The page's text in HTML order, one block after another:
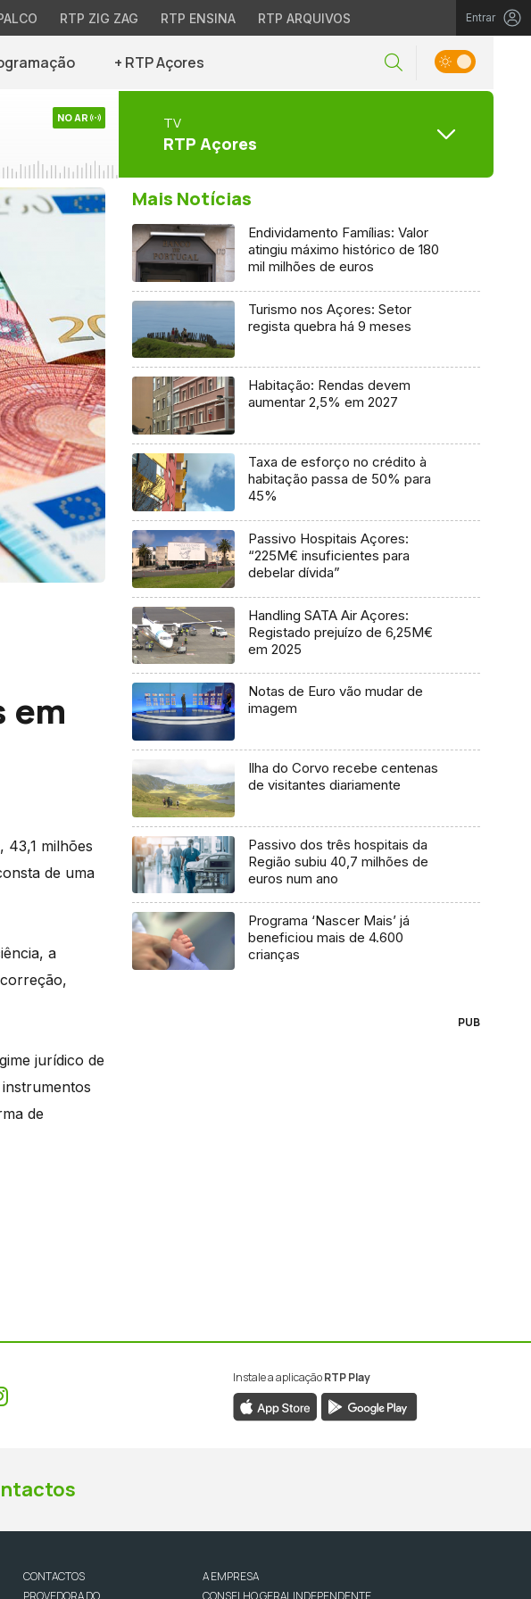
RTP ZIG ZAG RTP ENSINA RTP ARQUIVOS Entrar
+ RTP Açores
NO AR TV
RTP Açores
em
43,1 milhões
de uma
a
jurídico de
de
Mais Notícias
Endividamento Famílias: Valor
atingiu máximo histórico de 180
mil milhões de euros
Turismo nos Açores: Setor
regista quebra há 9 meses
Habitação: Rendas devem
aumentar 2,5% em 2027
Taxa de esforço no crédito à
habitação passa de 50% para
45%
Passivo Hospitais Açores:
“225M€ insuficientes para
debelar dívida”
Handling SATA Air Açores:
Registado prejuízo de 6,25M€
em 2025
Notas de Euro vão mudar de
imagem
Ilha do Corvo recebe centenas
de visitantes diariamente
Passivo dos três hospitais da
Região subiu 40,7 milhões de
euros num ano
Programa ‘Nascer Mais’ já
beneficiou mais de 4.600
crianças
PUB
Instagram
Instale a aplicaçãoRTP Play
CONTACTOS
PROVEDORA DO
A EMPRESA
CONSELHO GERAL INDEPENDENTE